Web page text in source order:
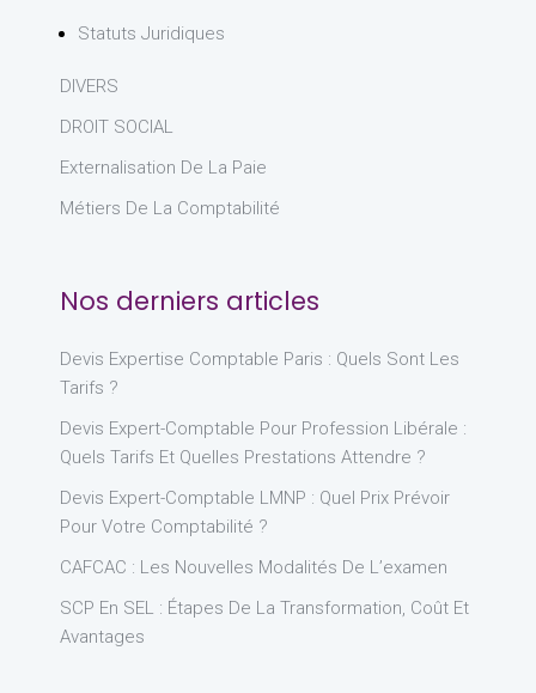
Statuts Juridiques
DIVERS
DROIT SOCIAL
Externalisation De La Paie
Métiers De La Comptabilité
Nos derniers articles
Devis Expertise Comptable Paris : Quels Sont Les
Tarifs ?
Devis Expert-Comptable Pour Profession Libérale :
Quels Tarifs Et Quelles Prestations Attendre ?
Devis Expert-Comptable LMNP : Quel Prix Prévoir
Pour Votre Comptabilité ?
CAFCAC : Les Nouvelles Modalités De L’examen
SCP En SEL : Étapes De La Transformation, Coût Et
Avantages